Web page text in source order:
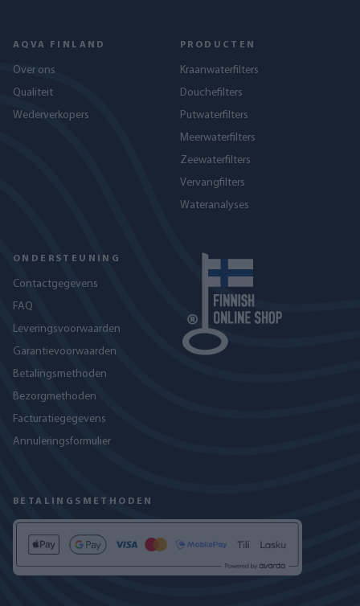
AQVA FINLAND
Over ons
Qualiteit
Wederverkopers
PRODUCTEN
Kraanwaterfilters
Douchefilters
Putwaterfilters
Meerwaterfilters
Zeewaterfilters
Vervangfilters
Wateranalyses
ONDERSTEUNING
Contactgegevens
FAQ
Leveringsvoorwaarden
Garantievoorwaarden
Betalingsmethoden
Bezorgmethoden
Facturatiegegevens
Annuleringsformulier
BETALINGSMETHODEN